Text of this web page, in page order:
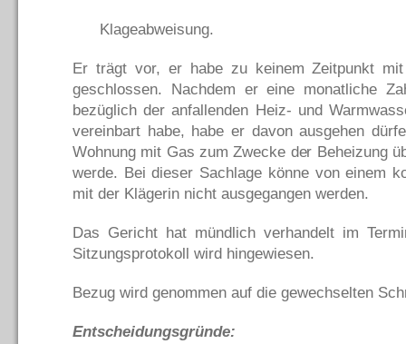
Klageabweisung.
Er trägt vor, er habe zu keinem Zeitpunkt
geschlossen. Nachdem er eine monatliche
bezüglich der anfallenden Heiz- und
vereinbart habe, habe er davon ausgehen
Wohnung mit Gas zum Zwecke der Beheizung
werde. Bei dieser Sachlage könne von einem
mit der Klägerin nicht ausgegangen werden.
Das Gericht hat mündlich verhandelt im
Sitzungsprotokoll wird hingewiesen.
Bezug wird genommen auf die gewechselten
Entscheidungsgründe: